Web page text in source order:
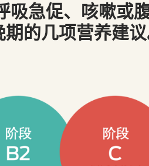
吸急促、咳嗽或
的几项营养建